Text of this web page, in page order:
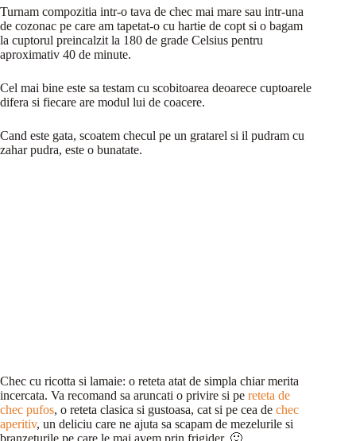
Turnam compozitia intr-o tava de chec mai mare sau intr-una
de cozonac pe care am tapetat-o cu hartie de copt si o bagam
la cuptorul preincalzit la 180 de grade Celsius pentru
aproximativ 40 de minute.
Cel mai bine este sa testam cu scobitoarea deoarece cuptoarele
difera si fiecare are modul lui de coacere.
Cand este gata, scoatem checul pe un gratarel si il pudram cu
zahar pudra, este o bunatate.
Chec cu ricotta si lamaie: o reteta atat de simpla chiar merita
incercata. Va recomand sa aruncati o privire si pe reteta de
chec pufos, o reteta clasica si gustoasa, cat si pe cea de chec
aperitiv, un deliciu care ne ajuta sa scapam de mezelurile si
branzeturile pe care le mai avem prin frigider. 🙂